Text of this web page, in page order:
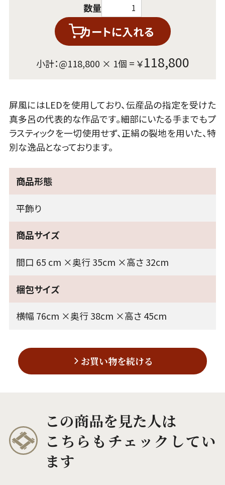
数量
カートに入れる
小計：@118,800 × 1個 = ￥118,800
屏風にはLEDを使用しており、伝産品の指定を受けた
真多呂の代表的な作品です。細部にいたる手までもプ
ラスティックを一切使用せず、正絹の裂地を用いた、特
別な逸品となっております。
商品形態
平飾り
商品サイズ
間口 65 cm ×奥行 35cm ×高さ 32cm
梱包サイズ
横幅 76cm ×奥行 38cm ×高さ 45cm
お買い物を続ける
この商品を見た人は
こちらもチェックしてい
ます